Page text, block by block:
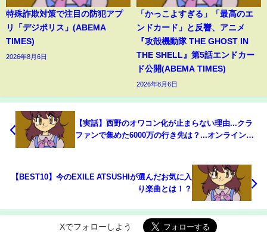
特殊詐欺対策で注目の防犯アプ
リ「デジポリス」(ABEMA
TIMES)
2026年8月6日
「かっこよすぎる」「最高のエ
ンドカード」と反響、アニメ
『攻殻機動隊 THE GHOST IN
THE SHELL』第5話エンドカー
ド公開(ABEMA TIMES)
2026年8月6日
【実話】西野のオワコン化が止まらない理由...クラ
ファンで集めた6000万の行き先は？...オンラインサ
【BEST10】今のEXILE ATSUSHIが選んだお気に入
り楽曲とは！？
Xでフォローしよう